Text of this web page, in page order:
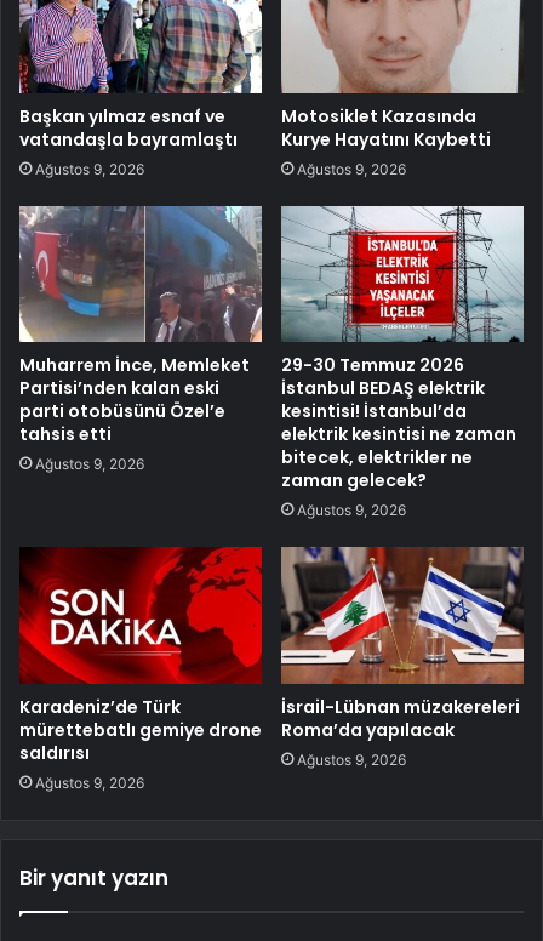
Başkan yılmaz esnaf ve
vatandaşla bayramlaştı
Ağustos 9, 2026
Motosiklet Kazasında
Kurye Hayatını Kaybetti
Ağustos 9, 2026
Muharrem İnce, Memleket
Partisi’nden kalan eski
parti otobüsünü Özel’e
tahsis etti
Ağustos 9, 2026
29-30 Temmuz 2026
İstanbul BEDAŞ elektrik
kesintisi! İstanbul’da
elektrik kesintisi ne zaman
bitecek, elektrikler ne
zaman gelecek?
Ağustos 9, 2026
Karadeniz’de Türk
mürettebatlı gemiye drone
saldırısı
Ağustos 9, 2026
İsrail-Lübnan müzakereleri
Roma’da yapılacak
Ağustos 9, 2026
Bir yanıt yazın